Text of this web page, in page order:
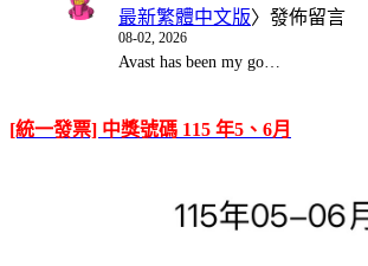
最新繁體中文版〉發佈留言
08-02, 2026
Avast has been my go…
[統一發票] 中獎號碼 115 年5、6月